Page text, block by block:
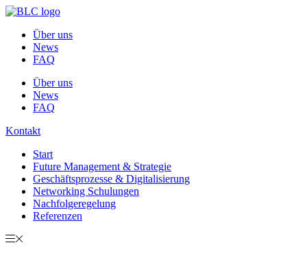
Zum
springenÜber uns
News
FAQ
Über uns
News
FAQ
Kontakt
Start
Future Management & Strategie
Geschäftsprozesse & Digitalisierung
Networking Schulungen
Nachfolgeregelung
Referenzen